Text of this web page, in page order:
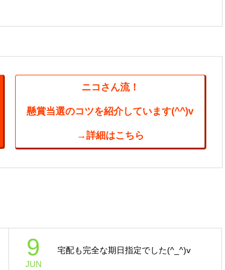
ニコさん流！
懸賞当選のコツを紹介しています(^^)v
→詳細はこちら
9
JUN
宅配も完全な期日指定でした(^_^)v